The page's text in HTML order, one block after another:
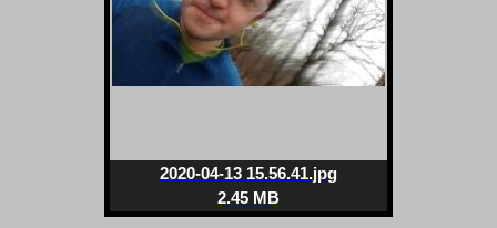
2020-04-13 15.56.41.jpg
2.45 MB